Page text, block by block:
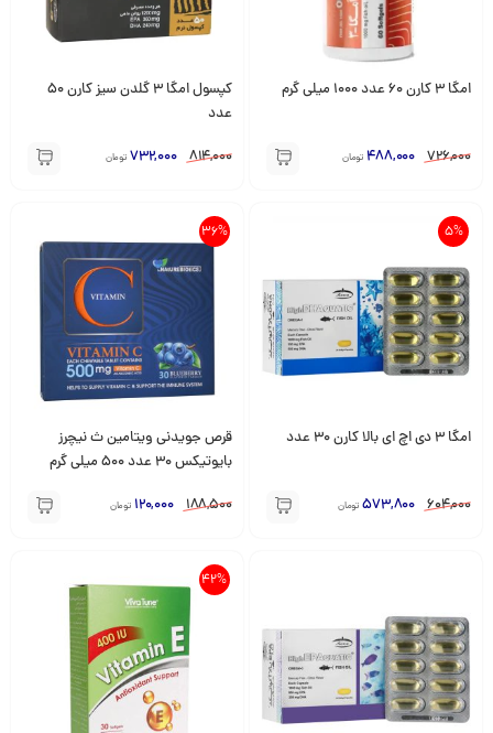
امگا 3 کارن 60 عدد 1000 میلی گرم
726,000
488,000 تومان
کپسول امگا 3 گلدن سیز کارن 50
عدد
814,000
732,000 تومان
5%
امگا 3 دی اچ ای بالا کارن 30 عدد
604,000
573,800 تومان
36%
قرص جویدنی ویتامین ث نیچرز
بایوتیکس 30 عدد 500 میلی گرم
188,500
120,000 تومان
42%